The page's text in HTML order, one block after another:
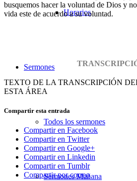
Horarios
Sermones
Todos los sermones
Sermones Mañana
busquemos hacer la voluntad de Dios y
vida este de acuerdo a su voluntad.
TEXTO DE LA TRANSCRIPCIÓN
ESTA ÁREA
Compartir esta entrada
Compartir en Facebook
Compartir en Twitter
Compartir en Google+
Compartir en Linkedin
Compartir en Tumblr
Compartir por correo